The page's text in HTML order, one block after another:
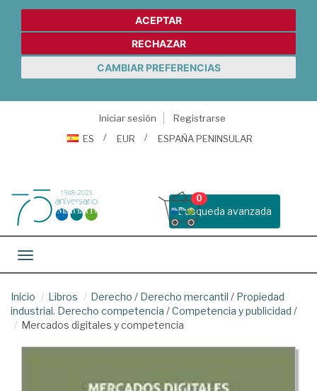
ACEPTAR
RECHAZAR
CAMBIAR PREFERENCIAS
Iniciar sesión
Registrarse
ES
EUR ESPAÑA PENINSULAR
Busqueda avanzada
0
Toggle navigation
Inicio Libros Derecho / Derecho mercantil / Propiedad
industrial. Derecho competencia /Competencia y publicidad /
Mercados digitales y competencia